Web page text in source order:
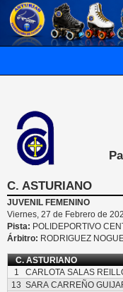
C. ASTURIANO
JUVENIL FEMENINO
Viernes, 27 de Febrero de
Pista: POLIDEPORTIVO
Árbitro: RODRIGUEZ
C. ASTURIANO
1
CARLOTA SALAS
13 SARA CARREÑO